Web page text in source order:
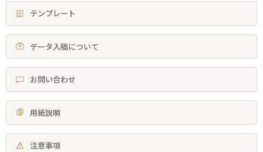
テンプレート
データ入稿について
お問い合わせ
用紙説明
注意事項